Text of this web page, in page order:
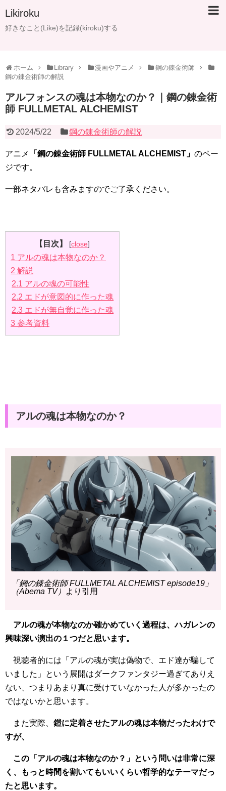
Likiroku
好きなこと(Like)を記録(kiroku)する
ホーム Library 漫画やアニメ
鋼の錬金術師
鋼の錬金術師の解説
アルフォンスの魂は本物なのか？｜鋼の錬金術
師 FULLMETAL ALCHEMIST
2024/5/22 鋼の錬金術師の解説
アニメ 「鋼の錬金術師 FULLMETAL ALCHEMIST」 のペー
ジです。
一部ネタバレも含みますのでご了承ください。
【目次】 [close]
1 アルの魂は本物なのか？
2 解説
2.1 アルの魂の可能性
2.2 エドが意図的に作った魂
2.3 エドが無自覚に作った魂
3 参考資料
アルの魂は本物なのか？
「鋼の錬金術師 FULLMETAL ALCHEMIST episode19」
（Abema TV）
より引用
アルの魂が本物なのか確かめていく過程は、ハガレンの
興味深い演出の１つだと思います。
視聴者的には「アルの魂が実は偽物で、エド達が騙して
いました」という展開はダークファンタジー過ぎてありえ
ない、つまりあまり真に受けていなかった人が多かったの
ではないかと思います。
また実際、 鎧に定着させたアルの魂は本物だったわけで
すが、
この「アルの魂は本物なのか？」という問いは非常に深
く、もっと時間を割いてもいいくらい哲学的なテーマだっ
たと思います。